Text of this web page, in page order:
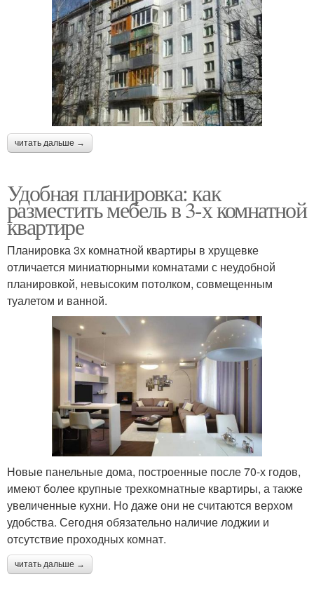
читать дальше →
Удобная планировка: как
разместить мебель в 3-х комнатной
квартире
Планировка 3х комнатной квартиры в хрущевке
отличается миниатюрными комнатами с неудобной
планировкой, невысоким потолком, совмещенным
туалетом и ванной.
Новые панельные дома, построенные после 70-х годов,
имеют более крупные трехкомнатные квартиры, а также
увеличенные кухни. Но даже они не считаются верхом
удобства. Сегодня обязательно наличие лоджии и
отсутствие проходных комнат.
читать дальше →